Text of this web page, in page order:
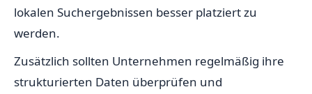
lokalen Suchergebnissen besser platziert zu
werden.
Zusätzlich sollten Unternehmen regelmäßig ihre
strukturierten Daten überprüfen und